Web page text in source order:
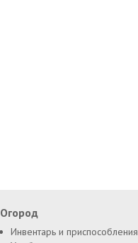
Огород
Инвентарь и приспособления